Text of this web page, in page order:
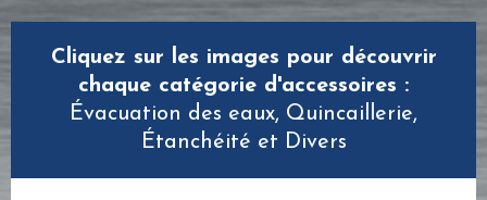
Cliquez sur les images pour découvrir
chaque catégorie d'accessoires :
Évacuation des eaux, Quincaillerie,
Étanchéité et Divers